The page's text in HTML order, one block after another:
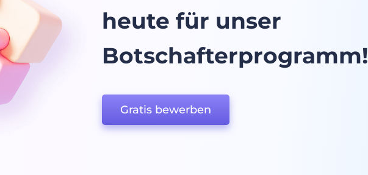
heute für unser
Botschafterprogramm!
Gratis bewerben